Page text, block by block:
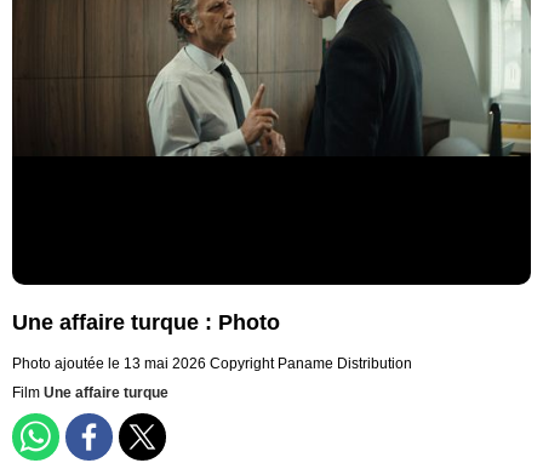
Une affaire turque : Photo
Photo ajoutée le 13 mai 2026 Copyright Paname Distribution
Film Une affaire turque